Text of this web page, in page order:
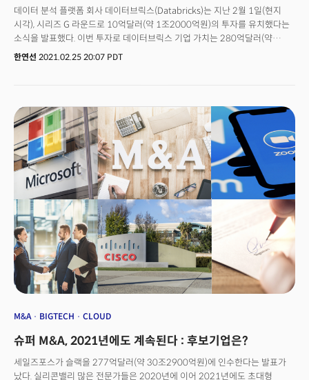
데이터 분석 플랫폼 회사 데이터브릭스(Databricks)는 지난 2월 1일(현지
시각), 시리즈 G 라운드로 10억달러(약 1조2000억원)의 투자를 유치했다는
소식을 발표했다. 이번 투자로 데이터브릭스 기업 가치는 280억달러(약
30조8341억원)을 넘어서게 됐다. 이번 투자 라운드는 프랭클린 템플턴
디스커버리 캐피털, 드래고니어 인베스트먼트 그룹 등이 투자에 참여했다.
이번 투자 유치로 데이터브릭스는 기업공개(IPO)에 한 발 더 다가간 것으로
평가받고 있다. 더밀크에서 유니콘 기업 ‘데이터브릭스’를 분석했다.
한연선 2021.02.25 20:07 PDT
M&A BIGTECH CLOUD
슈퍼 M&A, 2021년에도 계속된다 : 후보기업은?
세일즈포스가 슬랙을 277억달러(약 30조2900억원)에 인수한다는 발표가
났다. 실리콘밸리 많은 전문가들은 2020년에 이어 2021년에도 초대형